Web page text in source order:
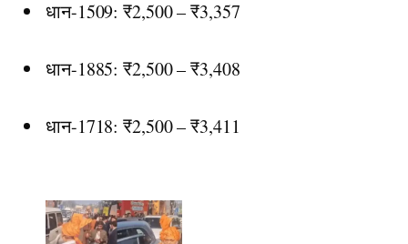
धान-1509: ₹2,500 – ₹3,357
धान-1885: ₹2,500 – ₹3,408
धान-1718: ₹2,500 – ₹3,411